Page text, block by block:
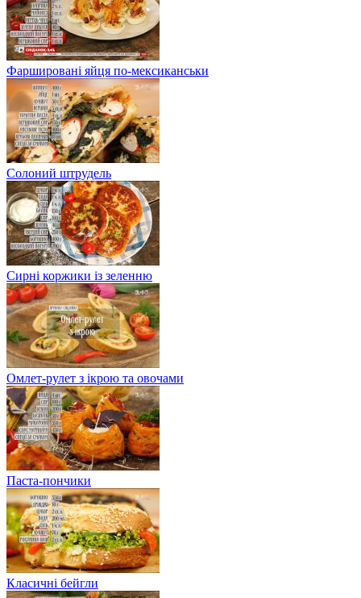
Фаршировані яйця по-мексиканськи
Солоний штрудель
Сирні коржики із зеленню
Омлет-рулет з ікрою та овочами
Паста-пончики
Класичні бейгли